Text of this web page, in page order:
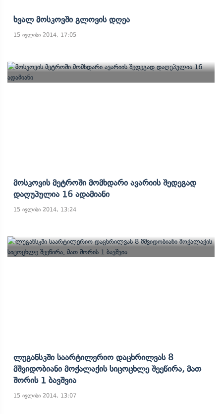
Ხვალ Მოსკოვში Გლოვის Დღეა
15 ივლისი 2014, 17:05
Მოსკოვის Მეტროში Მომხდარი Ავარიის Შედეგად
Დაღუპულია 16 Ადამიანი
15 ივლისი 2014, 13:24
Ლუგანსკში Საარტილერიო Დაცხრილვას 8
Მშვიდობიანი Მოქალაქის Სიცოცხლე Შეეწირა, Მათ
Შორის 1 Ბავშვია
15 ივლისი 2014, 13:07